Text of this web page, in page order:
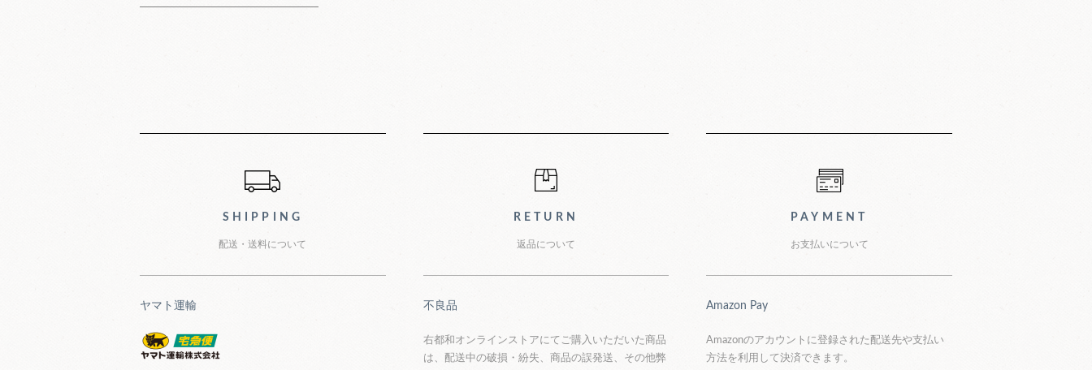
SHIPPING
配送・送料について
ヤマト運輸
RETURN
返品について
不良品
右都和オンラインストアにてご購入いただいた商品
は、配送中の破損・紛失、商品の誤発送、その他弊
PAYMENT
お支払いについて
Amazon Pay
Amazonのアカウントに登録された配送先や支払い
方法を利用して決済できます。